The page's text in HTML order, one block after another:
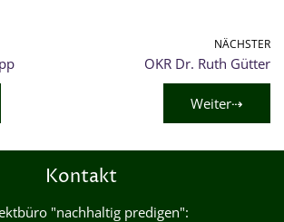
NÄCHSTER
OKR Dr. Ruth Gütter
Weiter⇢
Kontakt
"nachhaltig predigen":